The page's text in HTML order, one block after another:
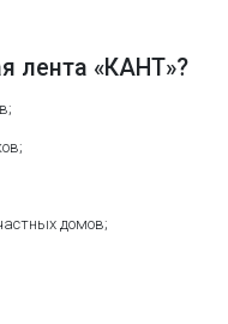
лента «КАНТ»?
домов;